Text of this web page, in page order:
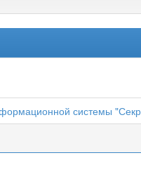
системы